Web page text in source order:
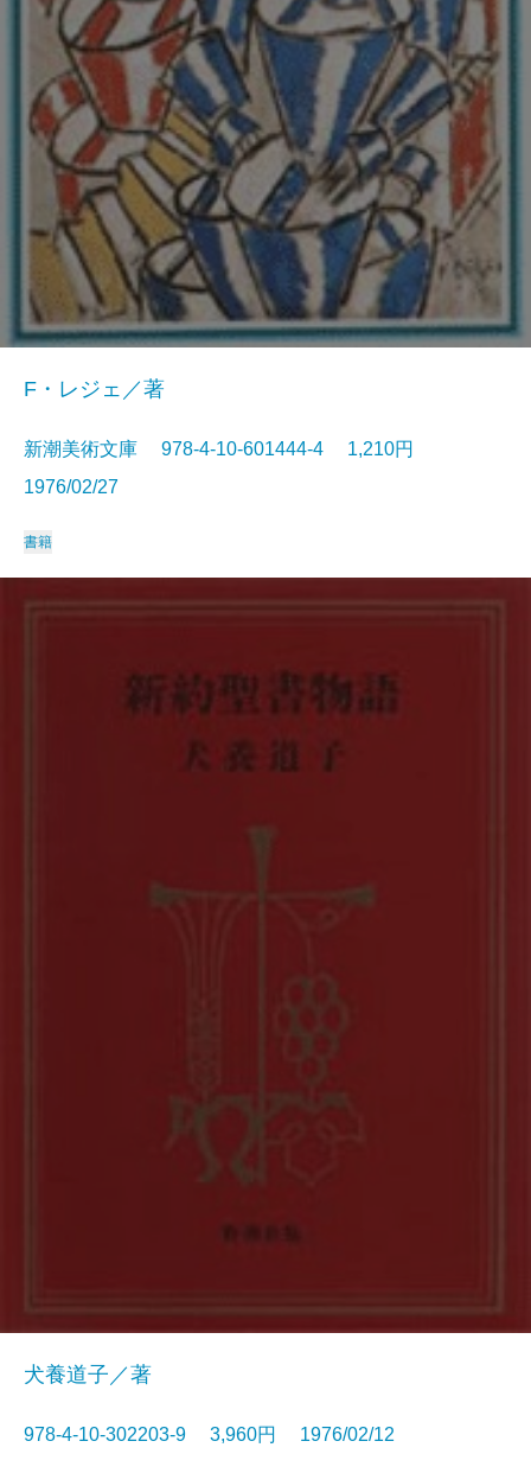
F・レジェ／著
新潮美術文庫 978-4-10-601444-4 1,210円
1976/02/27
書籍
犬養道子／著
978-4-10-302203-9 3,960円 1976/02/12